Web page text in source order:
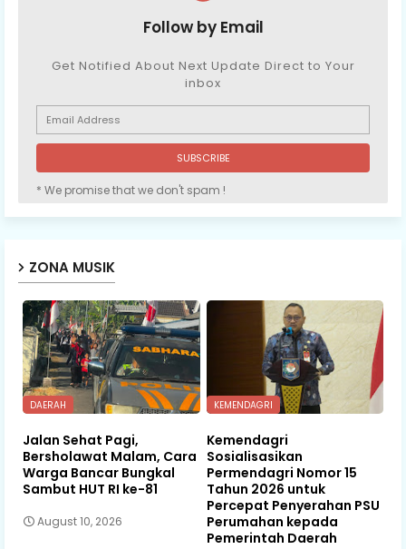
Follow by Email
Get Notified About Next Update Direct to Your
inbox
* We promise that we don't spam !
ZONA MUSIK
DAERAH
Jalan Sehat Pagi,
Bersholawat Malam, Cara
Warga Bancar Bungkal
Sambut HUT RI ke-81
August 10, 2026
KEMENDAGRI
Kemendagri
Sosialisasikan
Permendagri Nomor 15
Tahun 2026 untuk
Percepat Penyerahan PSU
Perumahan kepada
Pemerintah Daerah